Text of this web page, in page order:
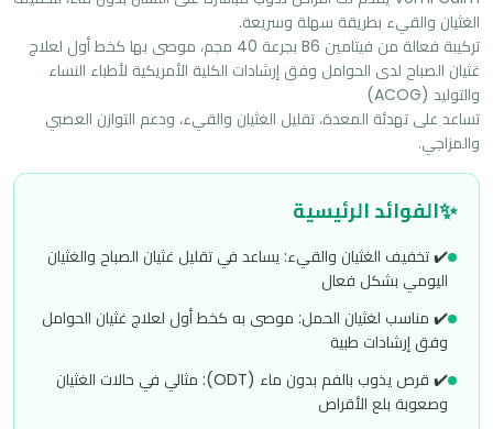
والمزاجي.
✨الفوائد الرئيسية
✔️ تخفيف الغثيان والقيء: يساعد في تقليل غثيان الصباح والغثيان
اليومي بشكل فعال
✔️ مناسب لغثيان الحمل: موصى به كخط أول لعلاج غثيان الحوامل
وفق إرشادات طبية
✔️ قرص يذوب بالفم بدون ماء (ODT): مثالي في حالات الغثيان
وصعوبة بلع الأقراص